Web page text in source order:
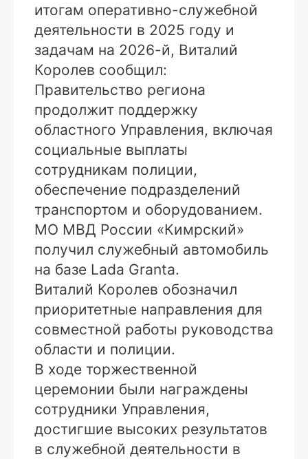
итогам оперативно-служебной
деятельности в 2025 году и
задачам на 2026-й, Виталий
Королев сообщил:
Правительство региона
продолжит поддержку
областного Управления, включая
социальные выплаты
сотрудникам полиции,
обеспечение подразделений
транспортом и оборудованием.
МО МВД России «Кимрский»
получил служебный автомобиль
на базе Lada Granta.
Виталий Королев обозначил
приоритетные направления для
совместной работы руководства
области и полиции.
В ходе торжественной
церемонии были награждены
сотрудники Управления,
достигшие высоких результатов
в служебной деятельности в